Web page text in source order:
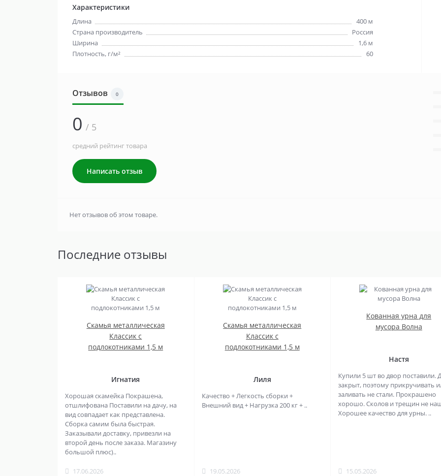
Характеристики
Длина
400 м
Страна производитель
Россия
Ширина
1,6 м
Плотность, г/м²
60
Отзывов 0
0 / 5
средний рейтинг товара
Написать отзыв
Нет отзывов об этом товаре.
Последние отзывы
Скамья металлическая
Классик с
подлокотниками 1,5 м
Игнатия
Хорошая скамейка Покрашена,
отшлифована Поставили на дачу, на
вид совпадает как представлена.
Сборка самим была быстрая.
Заказывали доставку, привезли на
второй день после заказа. Магазину
большой плюс)..
17.06.2026
Скамья металлическая
Классик с
подлокотниками 1,5 м
Лиля
Качество + Легкость сборки +
Внешний вид + Нагрузка 200 кг + ..
19.05.2026
Кованная урна для
мусора Волна
Настя
Купили 5 шт во двор поставили.
закрыт, поэтому прикручивать
заливать не стали. Прокрашено
хорошо. Сколов и трещин не
Хорошее качество для урны. ..
15.05.2026